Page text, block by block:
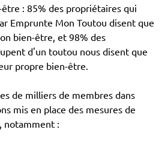
: 85% des propriétaires qui
Emprunte Mon Toutou disent que
bien-être, et 98% des
d'un toutou nous disent que
propre bien-être.
de milliers de membres dans
mis en place des mesures de
notamment :